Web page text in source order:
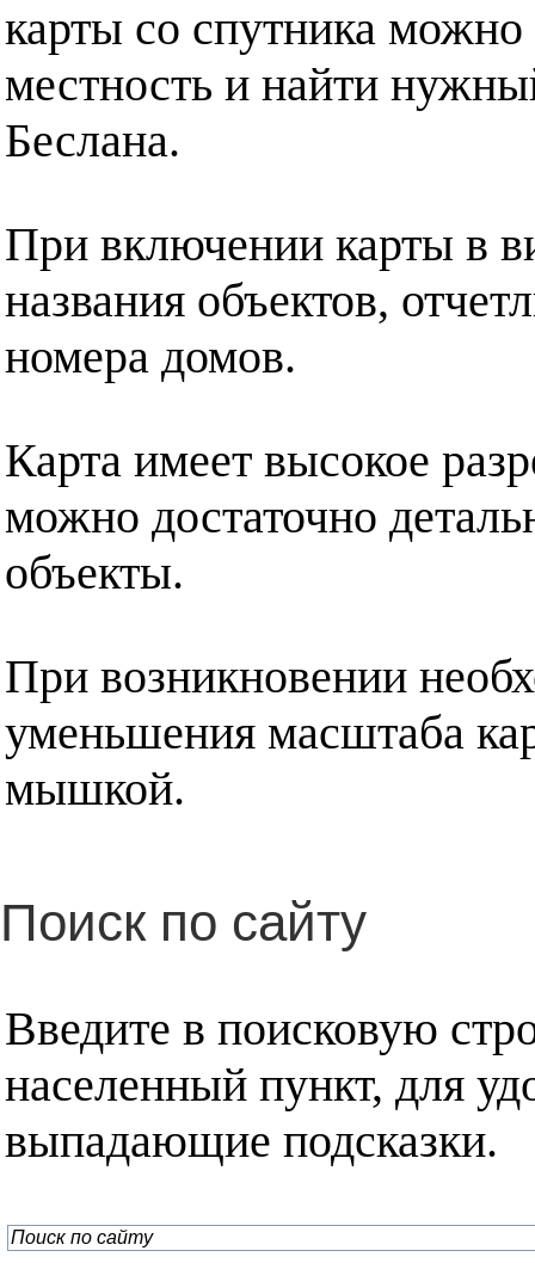
карты со спутника можно
местность и найти
Беслана.
При включении карты в
названия объектов,
номера домов.
Карта имеет высокое
можно достаточно
объекты.
При возникновении
уменьшения масштаба
мышкой.
Поиск по сайту
Введите в поисковую
населенный пункт, для
выпадающие подсказки.